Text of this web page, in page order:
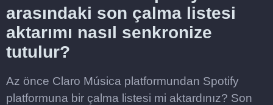
arasındaki son çalma listesi
aktarımı nasıl senkronize
tutulur?
Az önce Claro Música platformundan Spotify
platformuna bir çalma listesi mi aktardınız? Son